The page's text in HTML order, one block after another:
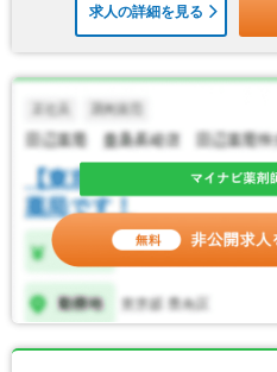
求人の詳細を見る